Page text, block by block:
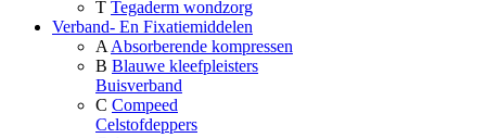
T Tegaderm wondzorg
Verband- En Fixatiemiddelen
A Absorberende kompressen
B Blauwe kleefpleisters
Buisverband
C Compeed
Celstofdeppers